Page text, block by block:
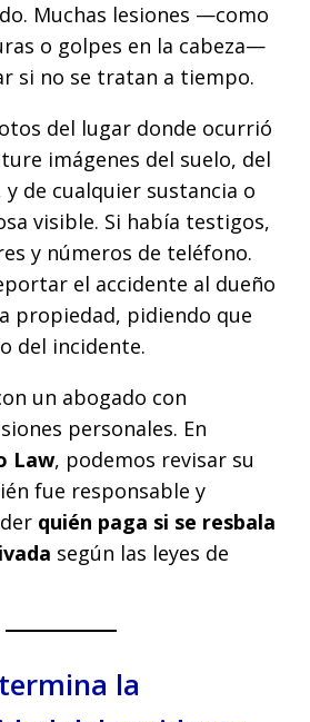
Muchas lesiones —como
o golpes en la cabeza—
si no se tratan a tiempo.
del lugar donde ocurrió
imágenes del suelo, del
y de cualquier sustancia o
visible. Si había testigos,
y números de teléfono.
el accidente al dueño
propiedad, pidiendo que
del incidente.
un abogado con
personales. En
Law, podemos revisar su
fue responsable y
quién paga si se resbala
según las leyes de
la